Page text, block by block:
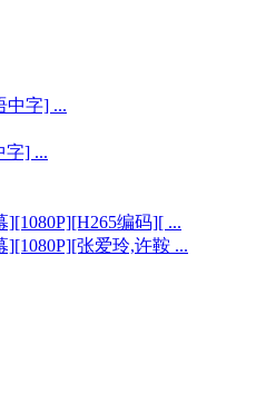
中字] ...
字] ...
编码][ ...
张爱玲,许鞍 ...